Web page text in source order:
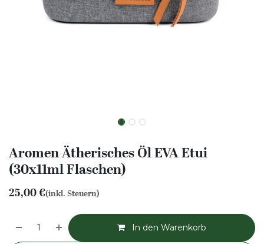
Aromen Ätherisches Öl EVA Etui
(30x11ml Flaschen)
25,00€(inkl. Steuern)
In den Warenkorb